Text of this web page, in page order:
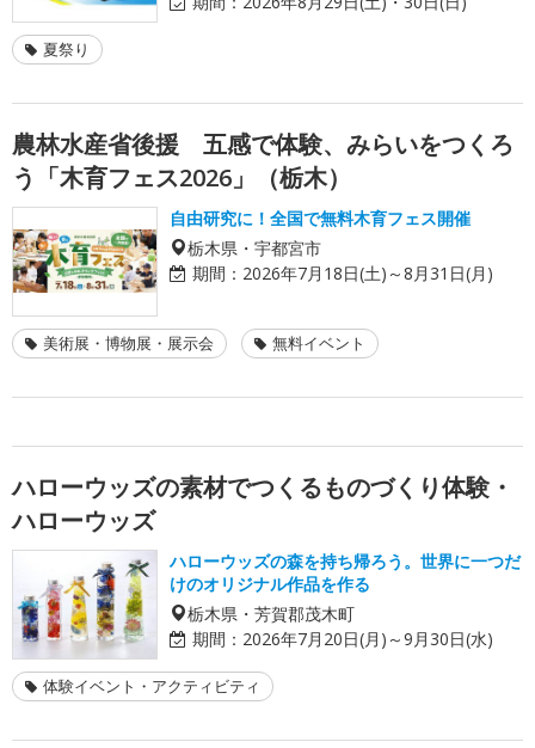
夏祭り
農林水産省後援 五感で体験、みらいをつくろ
う「木育フェス2026」（栃木）
自由研究に！全国で無料木育フェス開催
栃木県・宇都宮市
期間： 2026年7月18日(土)～8月31日(月)
美術展・博物展・展示会 無料イベント
ハローウッズの素材でつくるものづくり体験・
ハローウッズ
ハローウッズの森を持ち帰ろう。世界に一つだ
けのオリジナル作品を作る
栃木県・芳賀郡茂木町
期間： 2026年7月20日(月)～9月30日(水)
体験イベント・アクティビティ